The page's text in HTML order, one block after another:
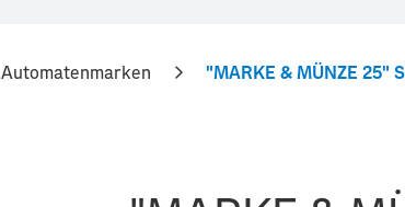
Automatenmarken